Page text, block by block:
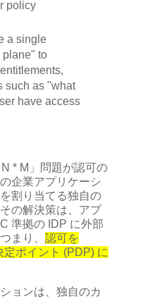
policy
a single
plane" to
such as "what
have access
* M」問題が認可の
企業アプリケーシ
割り当てる独自の
の解決策は、アプ
準拠の IDP に外部
まり、 認可を
ポイント (PDP) に
ョンは、独自のカ